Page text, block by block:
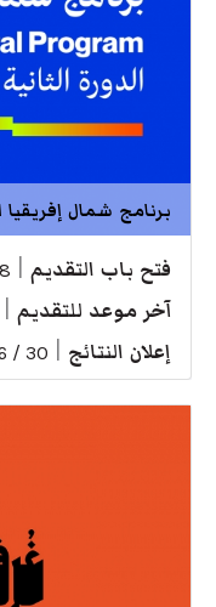
برنامج شمال إفريقيا
فتح باب التقديم 8 / 1 / 2024
آخر موعد للتقديم
إعلان النتائج 30 / 6 / 2024